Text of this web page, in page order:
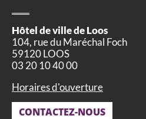
Hôtel de ville de Loos
104, rue du Maréchal Foch
59120 LOOS
03 20 10 40 00
Horaires d'ouverture
CONTACTEZ-NOUS